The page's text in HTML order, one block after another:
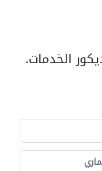
الخدمات.